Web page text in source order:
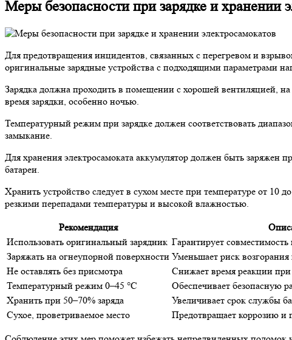
Меры безопасности при зарядке и хранении
Для предотвращения инцидентов, связанных с перегревом и
оригинальные зарядные устройства с подходящими параметрами
Зарядка должна проходить в помещении с хорошей вентиляцией,
время зарядки, особенно ночью.
Температурный режим при зарядке должен соответствовать
замыкание.
Для хранения электросамоката аккумулятор должен быть заряжен
батареи.
Хранить устройство следует в сухом месте при температуре от 10
резкими перепадами температуры и высокой влажностью.
Рекомендация
Использовать оригинальный зарядник Гарантирует
Заряжать на огнеупорной поверхности Уменьшает риск возгорания
Не оставлять без присмотра
Снижает время реакции
Температурный режим 0–45 °C
Обеспечивает безопасную
Хранить при 50–70% заряда
Увеличивает срок службы
Сухое, проветриваемое место
Предотвращает коррозию и